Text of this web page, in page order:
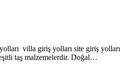
villa giriş yolları site giriş yolları
taş malzemelerdir. Doğal…